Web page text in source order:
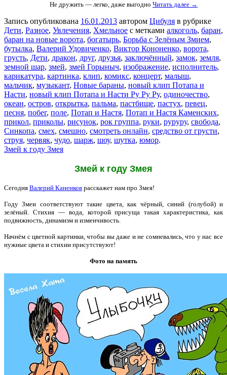
Не дружить — легко, даже выгодно Читать далее →
Запись опубликована 16.01.2013 автором Цибуля в рубрике
Дети, Разное, Увлечения, Хмельное с метками алкоголь, баран,
баран на новые ворота, богатырь, Борьба с Зелёным Змием,
бутылка, Валерий Удовиченко, Виктор Кононенко, ворота,
грусть, Дети, дракон, друг, друзья, заключённый, замок, земля,
земной шар, змей, змей Горыныч, изображение, исполнитель,
карикатура, картинка, клип, комикс, концерт, малыш,
мальчик, музыкант, Новые бараны, новый клип Потапа и
Насти, новый клип Потапа и Насти Ру Ру Ру, одиночество,
океан, остров, открытка, пальма, пастбище, пастух, певец,
песня, побег, поле, Потап и Настя, Потап и Настя Каменских,
прикол, приколы, рисунок, рок группа, руки, руруру, свобода,
Синкопа, смех, смешно, смотреть онлайн, средство от грусти,
струя, червяк, чудо, шарж, шоу, шутка, юмор.
Змей к году Змея
Змей к году Змея
Сегодня Валерий Каненков расскажет нам про Змея!
Году Змеи соответствуют такие цвета, как чёрный, синий (голубой) и
зелёный. Стихия — вода, которой присуща такая характеристика, как
подвижность, динамизм и изменчивость.
Начнём с цветной картинки, чтобы вы даже и не сомневались, что у нас все
нужные цвета и стихии присутствуют!
Фото на память